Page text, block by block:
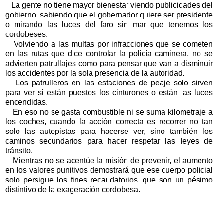
La gente no tiene mayor bienestar viendo publicidades del
gobierno, sabiendo que el gobernador quiere ser presidente
o mirando las luces del faro sin mar que tenemos los
cordobeses.
Volviendo a las multas por infracciones que se cometen
en las rutas que dice controlar la policía caminera, no se
advierten patrullajes como para pensar que van a disminuir
los accidentes por la sola presencia de la autoridad.
Los patrulleros en las estaciones de peaje solo sirven
para ver si están puestos los cinturones o están las luces
encendidas.
En eso no se gasta combustible ni se suma kilometraje a
los coches, cuando la acción correcta es recorrer no tan
solo las autopistas para hacerse ver, sino también los
caminos secundarios para hacer respetar las leyes de
tránsito.
Mientras no se acentúe la misión de prevenir, el aumento
en los valores punitivos demostrará que ese cuerpo policial
solo persigue los fines recaudatorios, que son un pésimo
distintivo de la exageración cordobesa.